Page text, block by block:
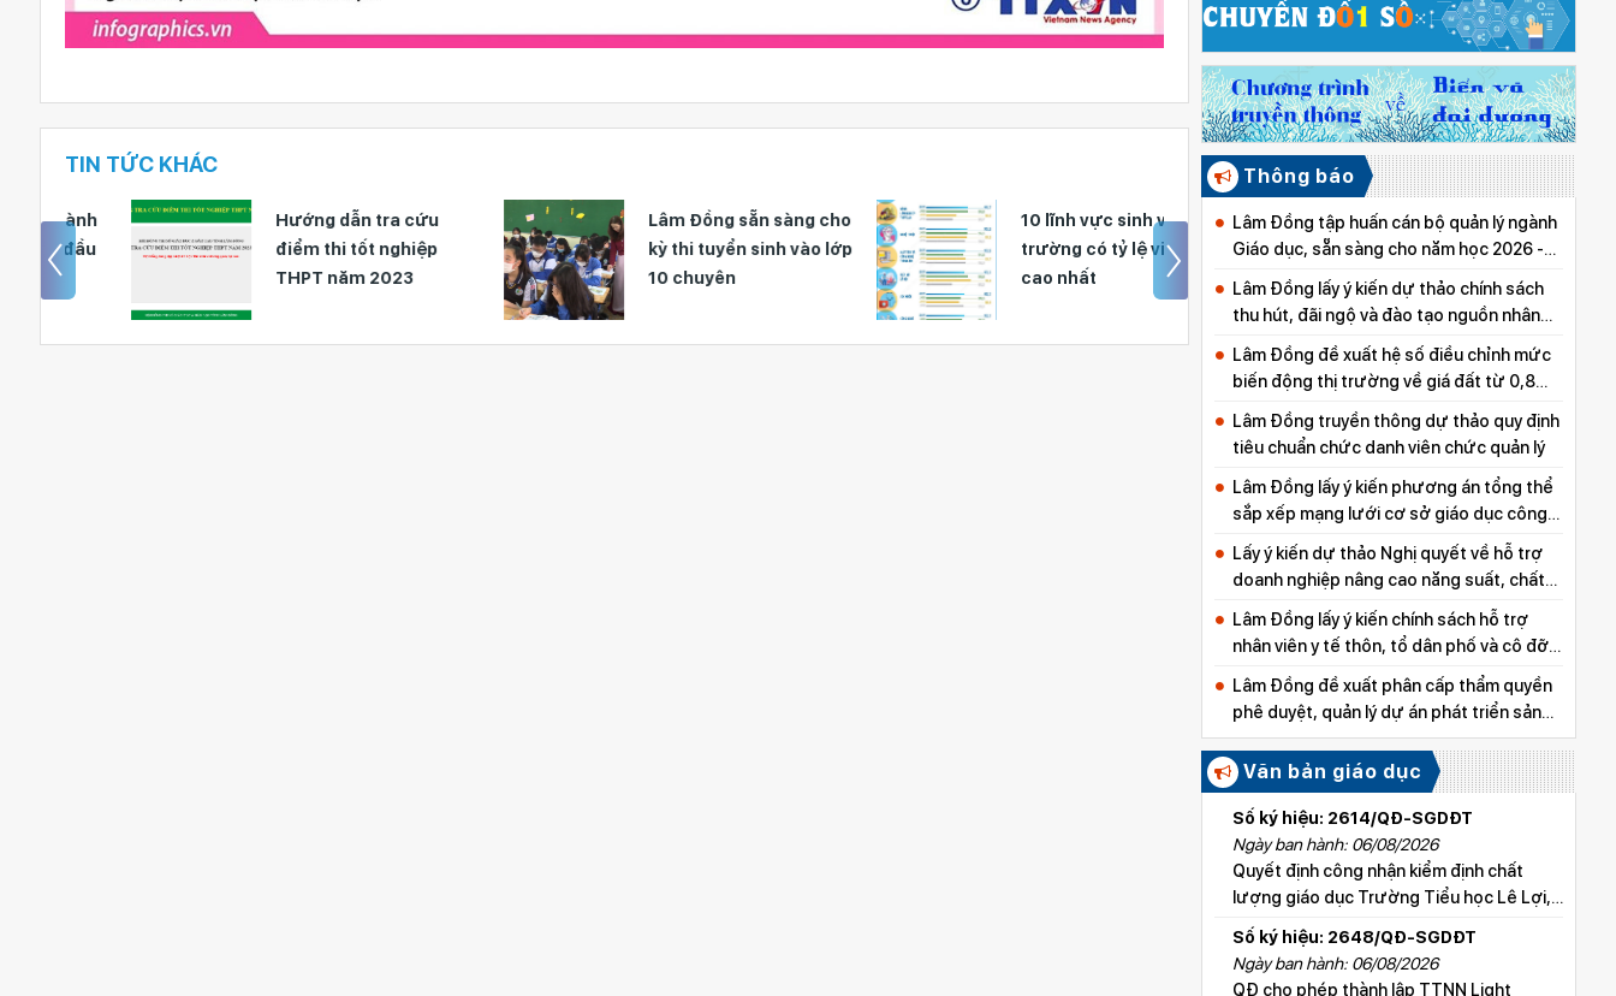
TIN TỨC KHÁC
Hướng dẫn tra cứu
điểm thi tốt nghiệp
THPT năm 2023
Lâm Đồng sẵn sàng cho
kỳ thi tuyển sinh vào lớp
10 chuyên
10 lĩnh vực sinh viên ra
trường có tỷ lệ việc làm
cao nhất
Hội thi Tin học trẻ tỉnh
Lâm Đồng lần thứ 29
Thông báo
Lâm Đồng tập huấn cán bộ quản lý ngành
Giáo dục, sẵn sàng cho năm học 2026 -
Lâm Đồng lấy ý kiến dự thảo chính sách
thu hút, đãi ngộ và đào tạo nguồn nhân
lực y tế
Lâm Đồng đề xuất hệ số điều chỉnh mức
biến động thị trường về giá đất từ 0,8
đến 5,0
Lâm Đồng truyền thông dự thảo quy định
tiêu chuẩn chức danh viên chức quản lý
Lâm Đồng lấy ý kiến phương án tổng thể
sắp xếp mạng lưới cơ sở giáo dục công
lập
Lấy ý kiến dự thảo Nghị quyết về hỗ trợ
doanh nghiệp nâng cao năng suất, chất
lượng sản phẩm
Lâm Đồng lấy ý kiến chính sách hỗ trợ
nhân viên y tế thôn, tổ dân phố và cô đỡ
thôn, bản
Lâm Đồng đề xuất phân cấp thẩm quyền
phê duyệt, quản lý dự án phát triển sản
xuất thuộc các chương trình mục tiêu
quốc gia
Văn bản giáo dục
Số ký hiệu: 2614/QĐ-SGDĐT
Ngày ban hành: 06/08/2026
Quyết định công nhận kiểm định chất
lượng giáo dục Trường Tiểu học Lê Lợi,
xã Hoài Đức
Số ký hiệu: 2648/QĐ-SGDĐT
Ngày ban hành: 06/08/2026
QĐ cho phép thành lập TTNN Light